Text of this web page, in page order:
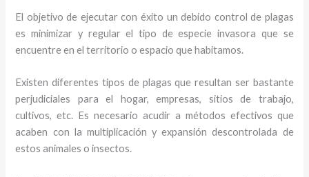
El objetivo de ejecutar con éxito un debido control de plagas
es minimizar y regular el tipo de especie invasora que se
encuentre en el territorio o espacio que habitamos.
Existen diferentes tipos de plagas que resultan ser bastante
perjudiciales para el hogar, empresas, sitios de trabajo,
cultivos, etc. Es necesario acudir a métodos efectivos que
acaben con la multiplicación y expansión descontrolada de
estos animales o insectos.